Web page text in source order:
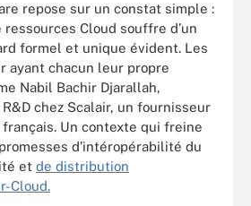
repose sur un constat simple :
ressources Cloud souffre d’un
formel et unique évident. Les
ayant chacun leur propre
Nabil Bachir Djarallah,
chez Scalair, un fournisseur
Un contexte qui freine
d’intéropérabilité du
et de distribution
Cloud.